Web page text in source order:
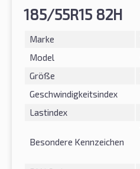
185/55R15 82H
Marke
Model
Größe
Geschwindigkeitsindex
Lastindex
Besondere Kennzeichen